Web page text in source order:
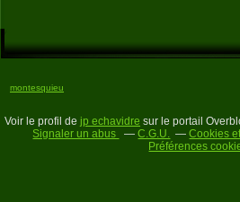
montesquieu
Voir le profil de jp echavidre sur le portail
Signaler un abus
C.G.U.
Cookies
Préférences